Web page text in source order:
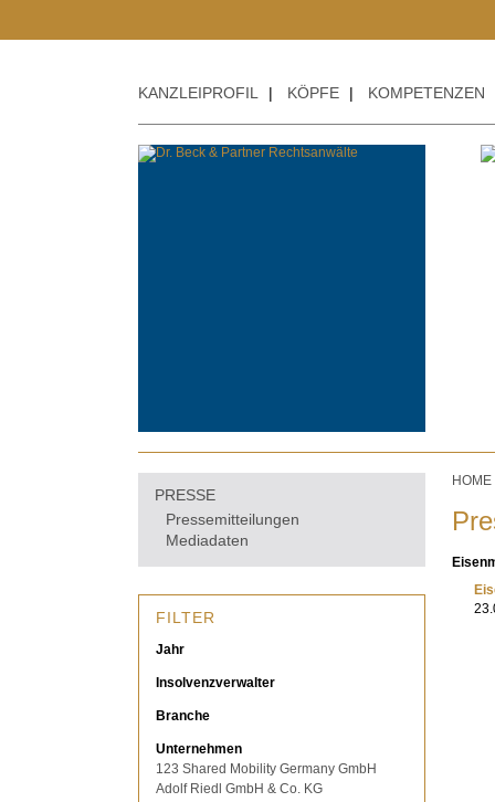
KANZLEIPROFIL | KÖPFE | KOMPETENZEN
PRESSE
Pressemitteilungen
Mediadaten
FILTER
Jahr
Insolvenzverwalter
Branche
Unternehmen
123 Shared Mobility Germany GmbH
Adolf Riedl GmbH & Co. KG
HOME